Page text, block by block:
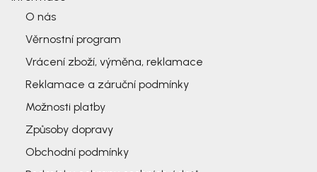
O nás
Věrnostní program
Vrácení zboží, výměna, reklamace
Reklamace a záruční podmínky
Možnosti platby
Způsoby dopravy
Obchodní podmínky